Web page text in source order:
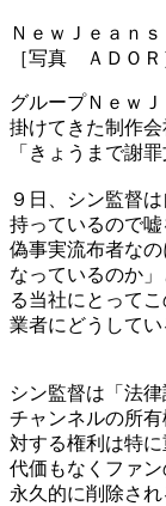
ＮｅｗＪｅａｎ
［写真 ＡＤＯＲ
グループＮｅｗ
掛けてきた制作
「きょうまで謝
９日、シン監督
持っているので
偽事実流布者な
なっているのか
る当社にとって
業者にどうしてい
シン監督は「法
チャンネルの所
対する権利は特
代価もなくファ
永久的に削除さ